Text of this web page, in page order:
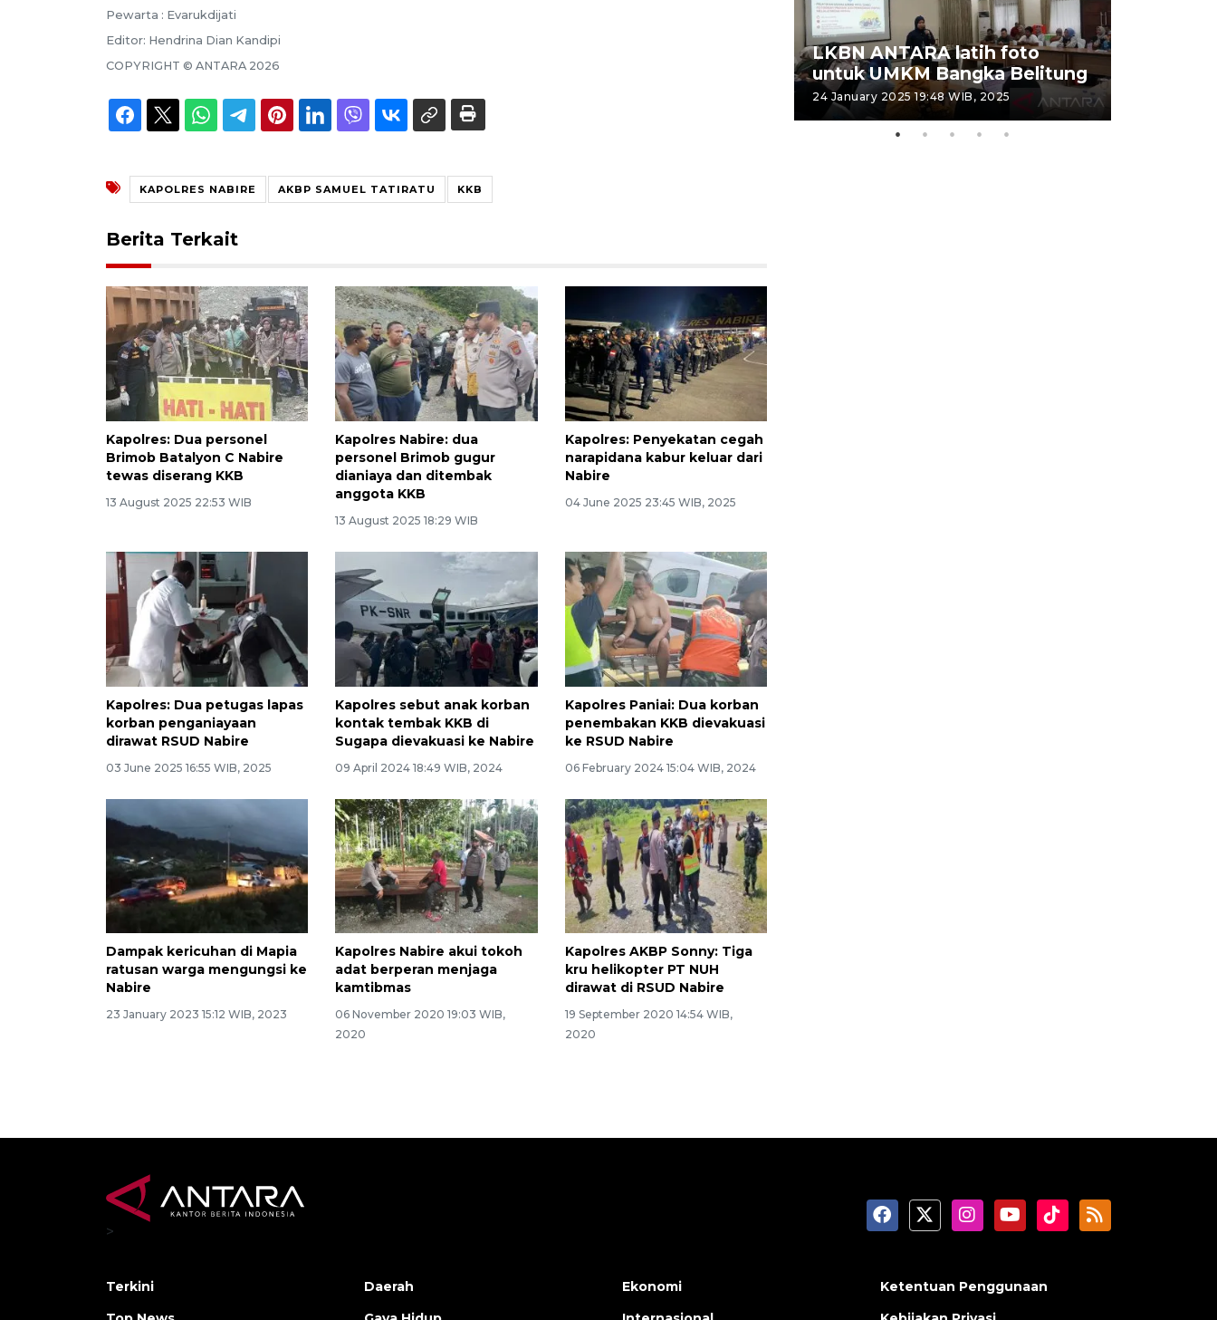
Pewarta : Evarukdijati
Editor: Hendrina Dian Kandipi
COPYRIGHT © ANTARA 2026
KAPOLRES NABIRE AKBP SAMUEL TATIRATU KKB
Berita Terkait
Kapolres: Dua personel
Brimob Batalyon C Nabire
tewas diserang KKB
13 August 2025 22:53 WIB
Kapolres Nabire: dua
personel Brimob gugur
dianiaya dan ditembak
anggota KKB
13 August 2025 18:29 WIB
Kapolres: Penyekatan cegah
narapidana kabur keluar dari
Nabire
04 June 2025 23:45 WIB, 2025
Kapolres: Dua petugas lapas
korban penganiayaan
dirawat RSUD Nabire
03 June 2025 16:55 WIB, 2025
Kapolres sebut anak korban
kontak tembak KKB di
Sugapa dievakuasi ke Nabire
09 April 2024 18:49 WIB, 2024
Kapolres Paniai: Dua korban
penembakan KKB dievakuasi
ke RSUD Nabire
06 February 2024 15:04 WIB, 2024
Dampak kericuhan di Mapia
ratusan warga mengungsi ke
Nabire
23 January 2023 15:12 WIB, 2023
Kapolres Nabire akui tokoh
adat berperan menjaga
kamtibmas
06 November 2020 19:03 WIB,
2020
Kapolres AKBP Sonny: Tiga
kru helikopter PT NUH
dirawat di RSUD Nabire
19 September 2020 14:54 WIB,
2020
LKBN ANTARA latih foto
untuk UMKM Bangka Belitung
24 January 2025 19:48 WIB, 2025
>
Terkini
Daerah
Ekonomi
Ketentuan Penggunaan